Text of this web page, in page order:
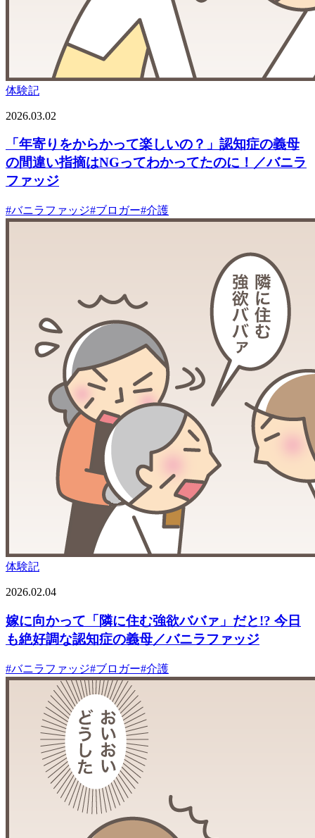
体験記
2026.03.02
「年寄りをからかって楽しいの？」認知症の義母
の間違い指摘はNGってわかってたのに！／バニラ
ファッジ
#バニラファッジ#ブロガー#介護
体験記
2026.02.04
嫁に向かって「隣に住む強欲ババァ」だと!? 今日
も絶好調な認知症の義母／バニラファッジ
#バニラファッジ#ブロガー#介護